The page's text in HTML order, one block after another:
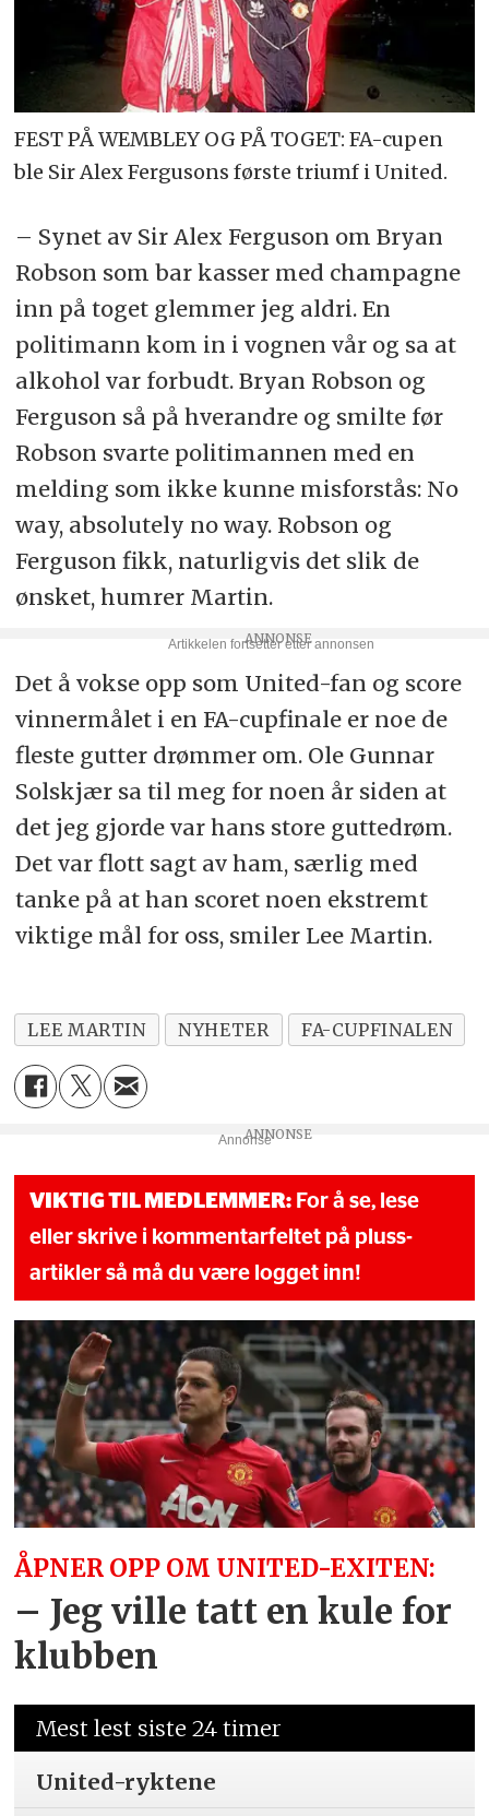
FEST PÅ WEMBLEY OG PÅ TOGET: FA-cupen
ble Sir Alex Fergusons første triumf i United.
– Synet av Sir Alex Ferguson om Bryan
Robson som bar kasser med champagne
inn på toget glemmer jeg aldri. En
politimann kom in i vognen vår og sa at
alkohol var forbudt. Bryan Robson og
Ferguson så på hverandre og smilte før
Robson svarte politimannen med en
melding som ikke kunne misforstås: No
way, absolutely no way. Robson og
Ferguson fikk, naturligvis det slik de
ønsket, humrer Martin.
Det å vokse opp som United-fan og score
vinnermålet i en FA-cupfinale er noe de
fleste gutter drømmer om. Ole Gunnar
Solskjær sa til meg for noen år siden at
det jeg gjorde var hans store guttedrøm.
Det var flott sagt av ham, særlig med
tanke på at han scoret noen ekstremt
viktige mål for oss, smiler Lee Martin.
LEE MARTIN NYHETER FA-CUPFINALEN
Annonse
VIKTIG TIL MEDLEMMER: For å se, lese
eller skrive i kommentarfeltet på pluss-
artikler så må du være logget inn!
ÅPNER OPP OM UNITED-EXITEN:
– Jeg ville tatt en kule for
klubben
Mest lest siste 24 timer
United-ryktene